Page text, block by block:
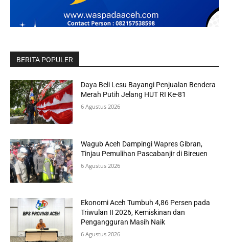
BERITA POPULER
Daya Beli Lesu Bayangi Penjualan Bendera
Merah Putih Jelang HUT RI Ke-81
6 Agustus 2026
Wagub Aceh Dampingi Wapres Gibran,
Tinjau Pemulihan Pascabanjir di Bireuen
6 Agustus 2026
Ekonomi Aceh Tumbuh 4,86 Persen pada
Triwulan II 2026, Kemiskinan dan
Pengangguran Masih Naik
6 Agustus 2026